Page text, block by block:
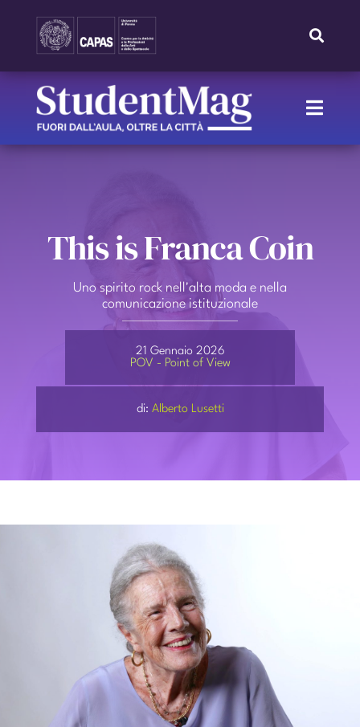
Toggle
Search
for:
Toggle
IL PROGETTO
This is Franca Coin
Uno spirito rock nell'alta moda e nella
comunicazione istituzionale
21 Gennaio 2026
POV - Point of View
di: Alberto Lusetti